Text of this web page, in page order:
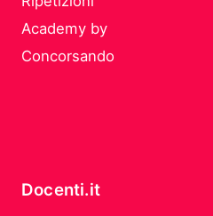
Academy by
Concorsando
Docenti.it